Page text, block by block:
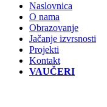
Naslovnica
O nama
Obrazovanje
Jačanje izvrsnosti
Projekti
Kontakt
VAUČERI